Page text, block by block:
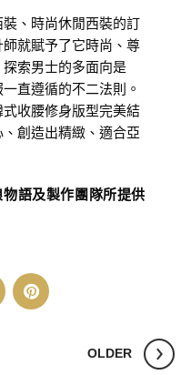
、時尚休閒西裝的訂
就賦予了它時尚、尊
索男士的多面向是
直遵循的不二法則。
收腰修身版型完美結
創造出精緻、適合亞
物語及製作團隊所提供
OLDER